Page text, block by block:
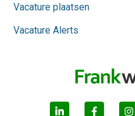
Vacature plaatsen
Vacature Alerts